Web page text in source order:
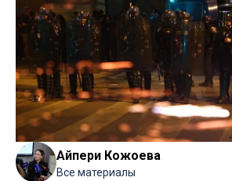
Айпери Кожоева
Все материалы